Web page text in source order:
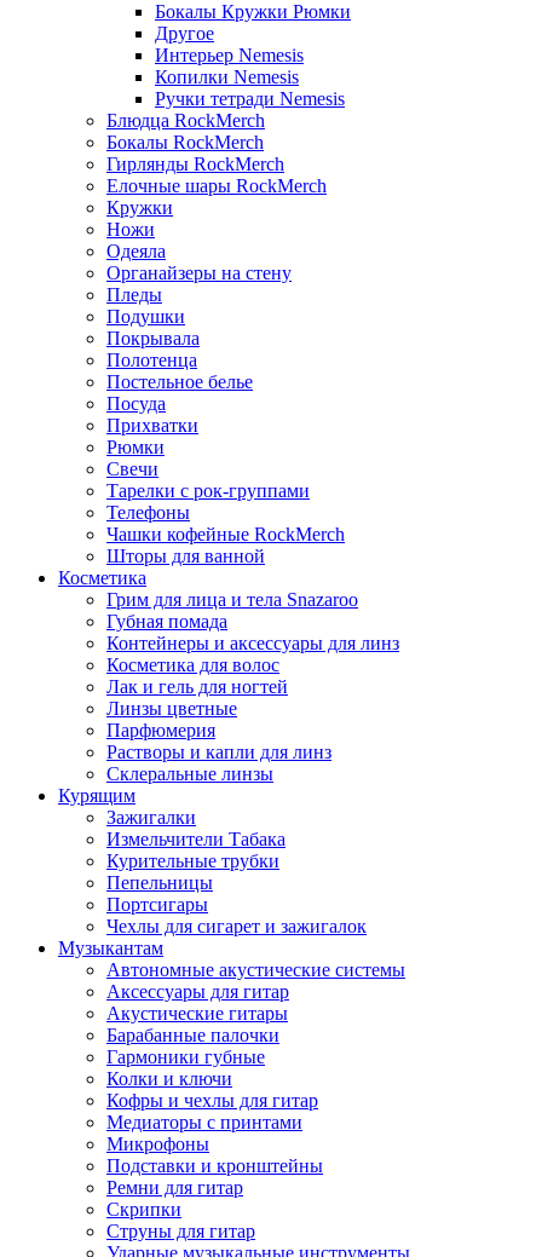
Бокалы Кружки Рюмки
Другое
Интерьер Nemesis
Копилки Nemesis
Ручки тетради Nemesis
Блюдца RockMerch
Бокалы RockMerch
Гирлянды RockMerch
Елочные шары RockMerch
Кружки
Ножи
Одеяла
Органайзеры на стену
Пледы
Подушки
Покрывала
Полотенца
Постельное белье
Посуда
Прихватки
Рюмки
Свечи
Тарелки с рок-группами
Телефоны
Чашки кофейные RockMerch
Шторы для ванной
Косметика
Грим для лица и тела Snazaroo
Губная помада
Контейнеры и аксессуары для линз
Косметика для волос
Лак и гель для ногтей
Линзы цветные
Парфюмерия
Растворы и капли для линз
Склеральные линзы
Курящим
Зажигалки
Измельчители Табака
Курительные трубки
Пепельницы
Портсигары
Чехлы для сигарет и зажигалок
Музыкантам
Автономные акустические системы
Аксессуары для гитар
Акустические гитары
Барабанные палочки
Гармоники губные
Колки и ключи
Кофры и чехлы для гитар
Медиаторы с принтами
Микрофоны
Подставки и кронштейны
Ремни для гитар
Скрипки
Струны для гитар
Ударные музыкальные инструменты